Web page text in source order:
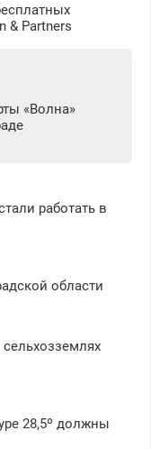
& Partners
«Волна»
работать в
области
28,5º должны